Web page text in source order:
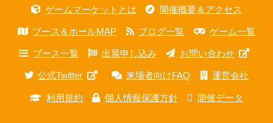
ゲームマーケットとは 開催概要＆アクセス
ブース＆ホールMAP ブログ一覧 ゲーム一覧
ブース一覧 出展申し込み お問い合わせ
公式Twitter 来場者向けFAQ 運営会社
利用規約 個人情報保護方針 開催データ